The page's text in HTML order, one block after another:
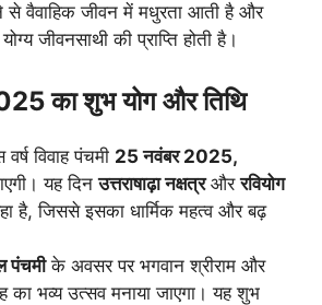
वैवाहिक जीवन में मधुरता आती है और
जीवनसाथी की प्राप्ति होती है।
का शुभ योग और तिथि
विवाह पंचमी 25 नवंबर 2025,
यह दिनउत्तराषाढ़ा नक्षत्रऔररवियोग
है, जिससे इसका धार्मिक महत्व और बढ़
पंचमीके अवसर पर भगवान श्रीराम और
का भव्य उत्सव मनाया जाएगा। यह शुभ